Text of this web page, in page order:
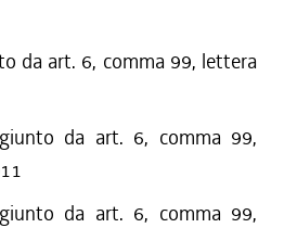
da art. 6, comma 99, lettera
da art. 6, comma 99,
da art. 6, comma 99,